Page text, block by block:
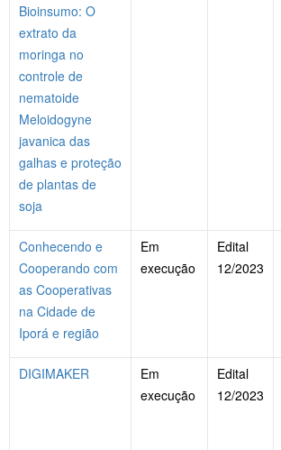
Bioinsumo: O
extrato da
moringa no
controle de
nematoide
Meloidogyne
javanica das
galhas e proteção
de plantas de
soja
Conhecendo e
Cooperando com
as Cooperativas
na Cidade de
Iporá e região
Em
execução
Edital
12/2023
DIGIMAKER
Em
execução
Edital
12/2023